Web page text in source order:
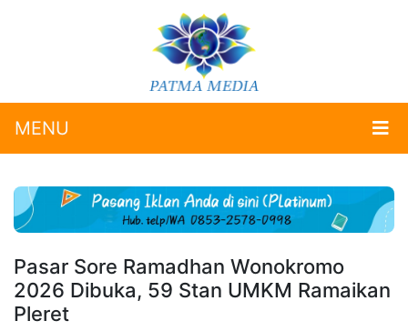
MENU
Pasar Sore Ramadhan Wonokromo
2026 Dibuka, 59 Stan UMKM Ramaikan
Pleret